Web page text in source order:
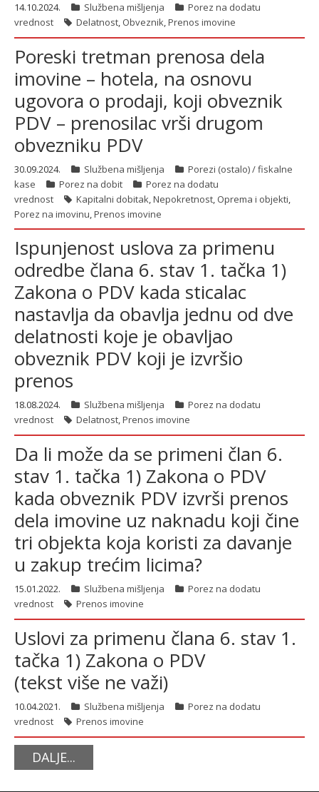
14.10.2024. Službena mišljenja
Porez na dodatu
vrednost
Delatnost, Obveznik,Prenos imovine
Poreski tretman prenosa dela
imovine – hotela, na osnovu
ugovora o prodaji, koji obveznik
PDV – prenosilac vrši drugom
obvezniku PDV
30.09.2024. Službena mišljenja
Porezi (ostalo) / fiskalne
kase
Porez na dobit
Porez na dodatu
vrednost
Kapitalni dobitak,Nepokretnost, Oprema i objekti,
Porez na imovinu,Prenos imovine
Ispunjenost uslova za primenu
odredbe člana 6. stav 1. tačka 1)
Zakona o PDV kada sticalac
nastavlja da obavlja jednu od dve
delatnosti koje je obavljao
obveznik PDV koji je izvršio
prenos
18.08.2024. Službena mišljenja
Porez na dodatu
vrednost
Delatnost,Prenos imovine
Da li može da se primeni član 6.
stav 1. tačka 1) Zakona o PDV
kada obveznik PDV izvrši prenos
dela imovine uz naknadu koji čine
tri objekta koja koristi za davanje
u zakup trećim licima?
15.01.2022. Službena mišljenja
Porez na dodatu
vrednost
Prenos imovine
Uslovi za primenu člana 6. stav 1.
tačka 1) Zakona o PDV
(tekst više ne važi)
10.04.2021. Službena mišljenja
Porez na dodatu
vrednost
Prenos imovine
DALJE...